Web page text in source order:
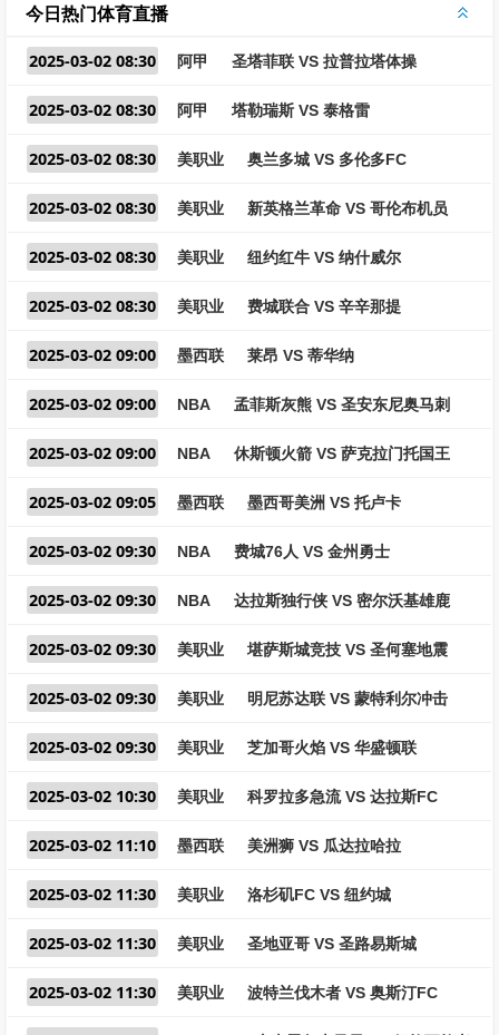
今日热门体育直播
2025-03-02 08:30 阿甲 圣塔菲联 VS 拉普拉塔体操
2025-03-02 08:30 阿甲 塔勒瑞斯 VS 泰格雷
2025-03-02 08:30 美职业 奥兰多城 VS 多伦多FC
2025-03-02 08:30 美职业 新英格兰革命 VS 哥伦布机员
2025-03-02 08:30 美职业 纽约红牛 VS 纳什威尔
2025-03-02 08:30 美职业 费城联合 VS 辛辛那提
2025-03-02 09:00 墨西联 莱昂 VS 蒂华纳
2025-03-02 09:00 NBA 孟菲斯灰熊 VS 圣安东尼奥马刺
2025-03-02 09:00 NBA 休斯顿火箭 VS 萨克拉门托国王
2025-03-02 09:05 墨西联 墨西哥美洲 VS 托卢卡
2025-03-02 09:30 NBA 费城76人 VS 金州勇士
2025-03-02 09:30 NBA 达拉斯独行侠 VS 密尔沃基雄鹿
2025-03-02 09:30 美职业 堪萨斯城竞技 VS 圣何塞地震
2025-03-02 09:30 美职业 明尼苏达联 VS 蒙特利尔冲击
2025-03-02 09:30 美职业 芝加哥火焰 VS 华盛顿联
2025-03-02 10:30 美职业 科罗拉多急流 VS 达拉斯FC
2025-03-02 11:10 墨西联 美洲狮 VS 瓜达拉哈拉
2025-03-02 11:30 美职业 洛杉矶FC VS 纽约城
2025-03-02 11:30 美职业 圣地亚哥 VS 圣路易斯城
2025-03-02 11:30 美职业 波特兰伐木者 VS 奥斯汀FC